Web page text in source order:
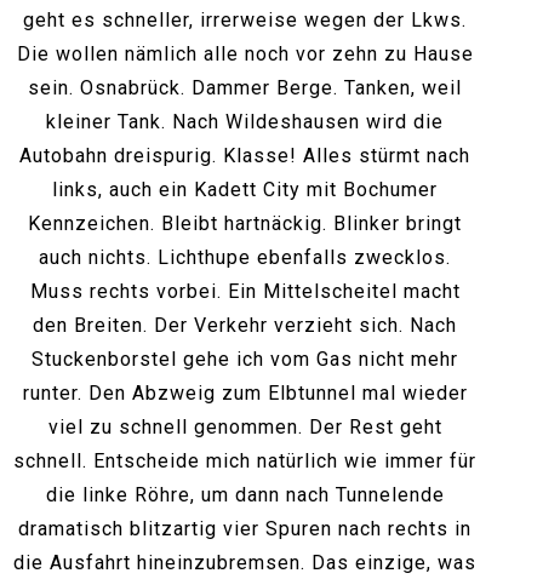
geht es schneller, irrerweise wegen der Lkws.
Die wollen nämlich alle noch vor zehn zu Hause
sein. Osnabrück. Dammer Berge. Tanken, weil
kleiner Tank. Nach Wildeshausen wird die
Autobahn dreispurig. Klasse! Alles stürmt nach
links, auch ein Kadett City mit Bochumer
Kennzeichen. Bleibt hartnäckig. Blinker bringt
auch nichts. Lichthupe ebenfalls zwecklos.
Muss rechts vorbei. Ein Mittelscheitel macht
den Breiten. Der Verkehr verzieht sich. Nach
Stuckenborstel gehe ich vom Gas nicht mehr
runter. Den Abzweig zum Elbtunnel mal wieder
viel zu schnell genommen. Der Rest geht
schnell. Entscheide mich natürlich wie immer für
die linke Röhre, um dann nach Tunnelende
dramatisch blitzartig vier Spuren nach rechts in
die Ausfahrt hineinzubremsen. Das einzige, was